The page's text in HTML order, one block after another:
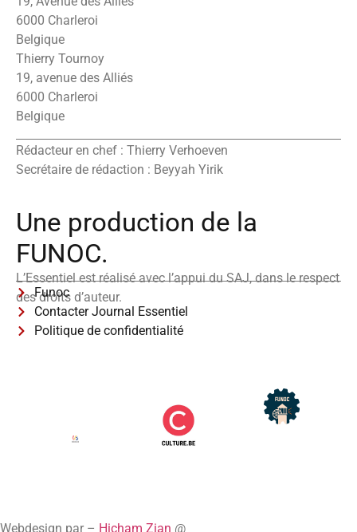
6000 Charleroi
Belgique
Thierry Tournoy
19, avenue des Alliés
6000 Charleroi
Belgique
Rédacteur en chef : Thierry Verhoeven
Secrétaire de rédaction : Beyyah Yirik
Une production de la
FUNOC.
L’Essentiel est réalisé avec l’appui du SAJ, dans le respect
des droits d’auteur.
Funoc
Contacter Journal Essentiel
Politique de confidentialité
Webdesign par – Hicham Zian @